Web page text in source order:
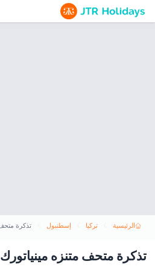
الرئيسية تركيا إسطنبول
تذكرة متحف متنزه مينياتورك